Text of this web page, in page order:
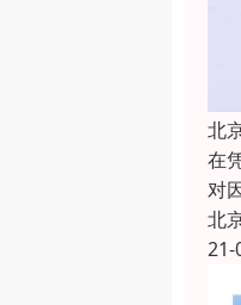
北
在
对
北
21-